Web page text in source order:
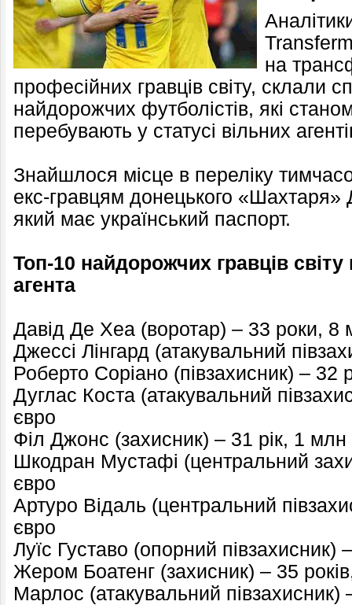
на
професійних гравців світу, склали
найдорожчих футболістів, які
перебувають у статусі вільних
Знайшлося місце в переліку
екс-гравцям донецького «Шахтаря»
який має український паспорт.
Топ-10 найдорожчих гравців світу
агента
Давід Де Хеа (воротар) – 33 роки, 8
Джессі Лінгард (атакувальний
Роберто Соріано (півзахисник) – 32
Дуглас Коста (атакувальний
євро
Філ Джонс (захисник) – 31 рік, 1 млн
Шкодран Мустафі (центральний
євро
Артуро Відаль (центральний
євро
Луїс Густаво (опорний півзахисник)
Жером Боатенг (захисник) – 35
Марлос (атакувальний півзахисник)